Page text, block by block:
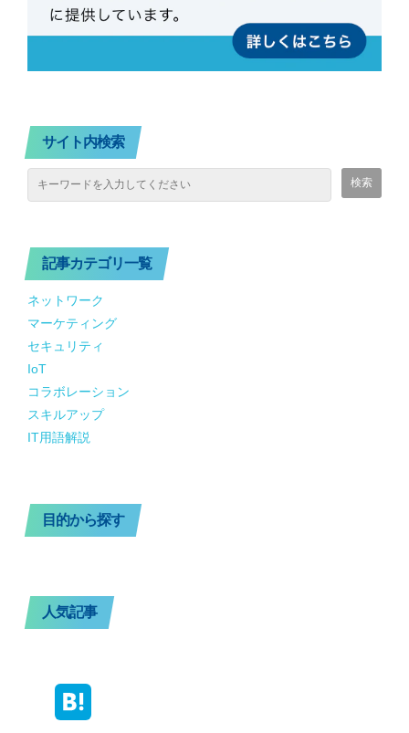
サイト内検索
記事カテゴリ一覧
ネットワーク
マーケティング
セキュリティ
IoT
コラボレーション
スキルアップ
IT用語解説
目的から探す
人気記事